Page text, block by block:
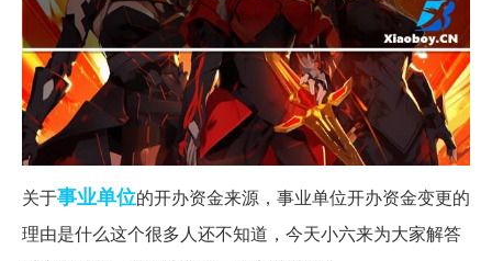
关于事业单位的开办资金来源，事业单位开办资金变更的
理由是什么这个很多人还不知道，今天小六来为大家解答